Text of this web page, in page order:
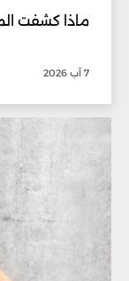
ماذا كشفت
7 آب 2026